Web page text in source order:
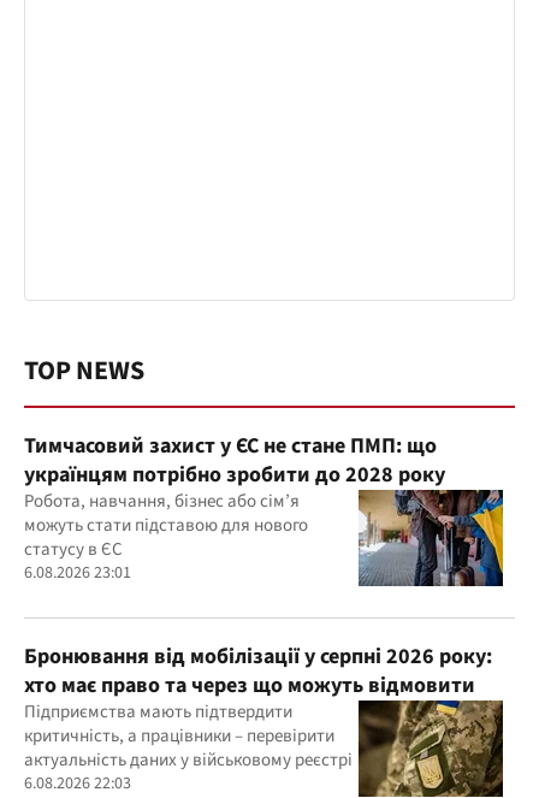
TOP NEWS
Тимчасовий захист у ЄС не стане ПМП: що
українцям потрібно зробити до 2028 року
Робота, навчання, бізнес або сім’я
можуть стати підставою для нового
статусу в ЄС
6.08.2026 23:01
Бронювання від мобілізації у серпні 2026 року:
хто має право та через що можуть відмовити
Підприємства мають підтвердити
критичність, а працівники – перевірити
актуальність даних у військовому реєстрі
6.08.2026 22:03